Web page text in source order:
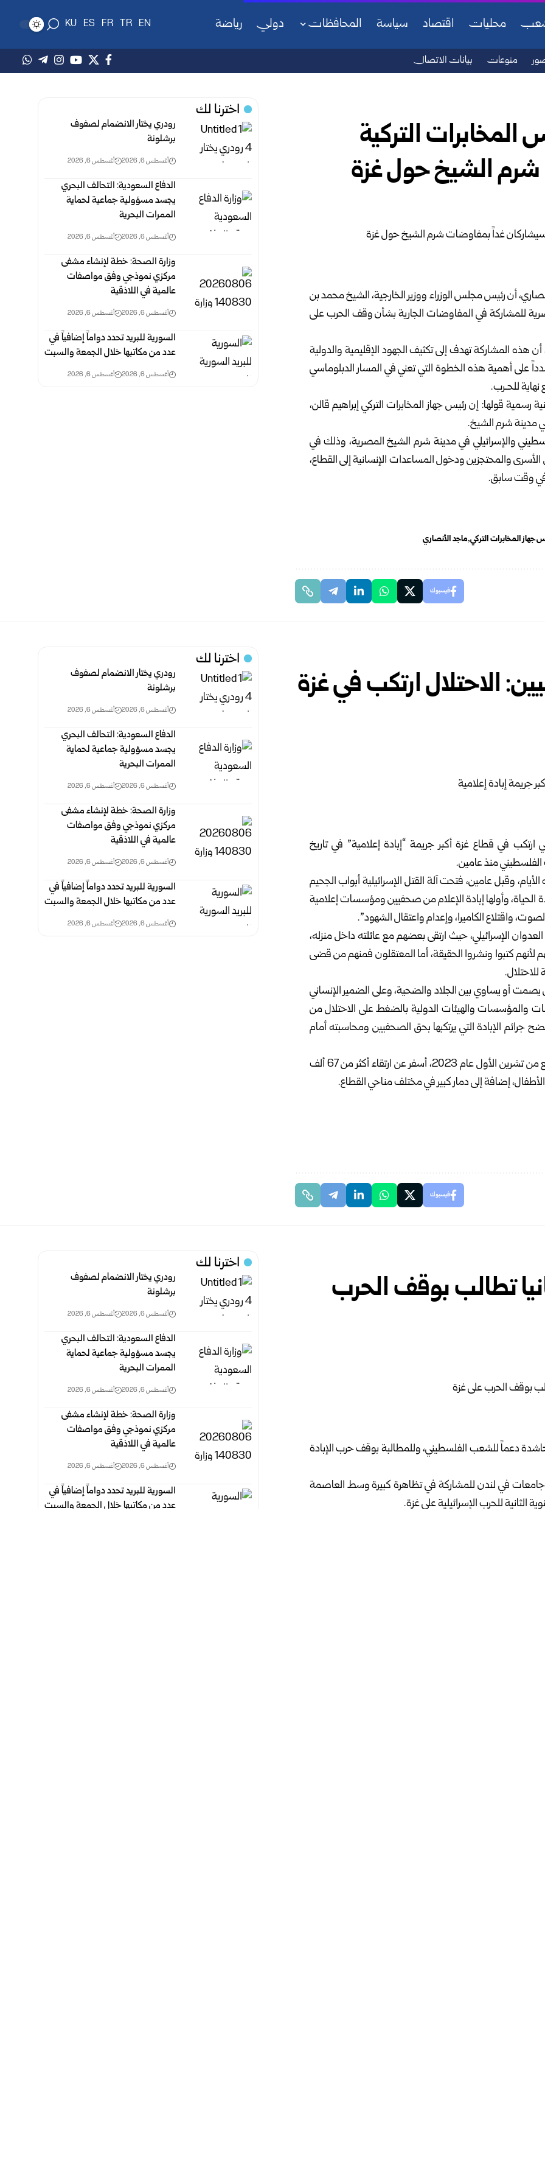
محليات اقتصاد سياسة المحافظات دولي رياضة EN
TR
FR
ES
KU
منوعات بيانات الاتصال
المخابرات التركية
الشيخ حول غزة
أن رئيس مجلس الوزراء ووزير الخارجية، الشيخ محمد بن
للمشاركة في المفاوضات الجارية بشأن وقف الحرب على
هذه المشاركة تهدف إلى تكثيف الجهود الإقليمية والدولية
على أهمية هذه الخطوة التي تعني في المسار الدبلوماسي
للحـرب.
رسمية قولها: إن رئيس جهاز المخابرات التركي إبراهيم قالن،
مدينة شرم الشيخ.
والإسرائيلي في مدينة شرم الشيخ المصرية، وذلك في
والمحتجزين ودخول المساعدات الإنسانية إلى القطاع،
في وقت سابق.
جهاز المخابرات التركي ماجد الأنصاري
فيسبوك
اخترنا لك
رودري يختار الانضمام لصفوف
برشلونة
أغسطس 6, 2026 أغسطس 6, 2026
الدفاع السعودية: التحالف البحري
يجسد مسؤولية جماعية لحماية
الممرات البحرية
أغسطس 6, 2026 أغسطس 6, 2026
وزارة الصحة: خطة لإنشاء مشفى
مركزي نموذجي وفق مواصفات
عالمية في اللاذقية
أغسطس 6, 2026 أغسطس 6, 2026
السورية للبريد تحدد دواماً إضافياً في
عدد من مكاتبها خلال الجمعة والسبت
أغسطس 6, 2026 أغسطس 6, 2026
الاحتلال ارتكب في غزة
ارتكب في قطاع غزة أكبر جريمة “إبادة إعلامية” في تاريخ
الفلسطيني منذ عامين.
وقبل عامين، فتحت آلة القتل الإسرائيلية أبواب الجحيم
الحياة، وأولها إبادة الإعلام من صحفيين ومؤسسات إعلامية
واقتلاع الكاميرا، وإعدام واعتقال الشهود”.
ارتقوا خلال العدوان الإسرائيلي، حيث ارتقى بعضهم مع عائلته داخل منزله،
كتبوا ونشروا الحقيقة، أما المعتقلون فمنهم من قضى
للاحتلال.
أو يساوي بين الجلاد والضحية، وعلى الضمير الإنساني
والمؤسسات والهيئات الدولية بالضغط على الاحتلال من
جرائم الإبادة التي يرتكبها بحق الصحفيين ومحاسبته أمام
يذكر أن العدوان الإسرائيلي المتواصل على القطاع منذ السابع من تشرين الأول عام 2023، أسفر عن ارتقاء أكثر من 67 ألف
فيسبوك
اخترنا لك
رودري يختار الانضمام لصفوف
برشلونة
أغسطس 6, 2026 أغسطس 6, 2026
الدفاع السعودية: التحالف البحري
يجسد مسؤولية جماعية لحماية
الممرات البحرية
أغسطس 6, 2026 أغسطس 6, 2026
وزارة الصحة: خطة لإنشاء مشفى
مركزي نموذجي وفق مواصفات
عالمية في اللاذقية
أغسطس 6, 2026 أغسطس 6, 2026
السورية للبريد تحدد دواماً إضافياً في
عدد من مكاتبها خلال الجمعة والسبت
أغسطس 6, 2026 أغسطس 6, 2026
تطالب بوقف الحرب
دعماً للشعب الفلسطيني، وللمطالبة بوقف حرب الإبادة
في لندن للمشاركة في تظاهرة كبيرة وسط العاصمة
للحرب الإسرائيلية على غزة.
اخترنا لك
رودري يختار الانضمام لصفوف
برشلونة
أغسطس 6, 2026 أغسطس 6, 2026
الدفاع السعودية: التحالف البحري
يجسد مسؤولية جماعية لحماية
الممرات البحرية
أغسطس 6, 2026 أغسطس 6, 2026
وزارة الصحة: خطة لإنشاء مشفى
مركزي نموذجي وفق مواصفات
عالمية في اللاذقية
أغسطس 6, 2026 أغسطس 6, 2026
السورية للبريد تحدد دواماً إضافياً في
عدد من مكاتبها خلال الجمعة والسبت